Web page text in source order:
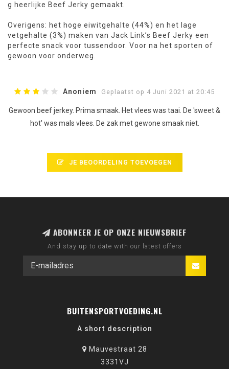
g heerlijke Beef Jerky gemaakt.
Overigens: het hoge eiwitgehalte (44%) en het lage
vetgehalte (3%) maken van Jack Link’s Beef Jerky een
perfecte snack voor tussendoor. Voor na het sporten of
gewoon voor onderweg.
Anoniem Geplaatst op 4 Juni 2021 at 20:45
Gewoon beef jerkey. Prima smaak. Het vlees was taai. De 'sweet &
hot' was mals vlees. De zak met gewone smaak niet.
JE BEOORDELING TOEVOEGEN
ABONNEER JE OP ONZE NIEUWSBRIEF
And stay up to date with our latest offers
BUITENSPORTVOEDING.NL
A short description
Mauvestraat 28
3331VJ